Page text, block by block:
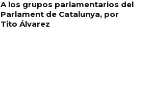
A los grupos parlamentarios del
Parlament de Catalunya, por
Tito Álvarez